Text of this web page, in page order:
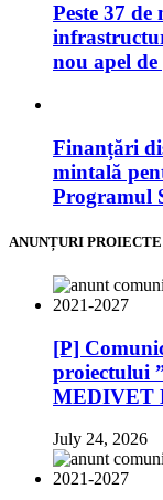
Peste 37
nou apel de
Finanțări
mintală
Programul
ANUNȚURI PROIECTE
[P]
proiectului
MEDIVET
July 24, 2026